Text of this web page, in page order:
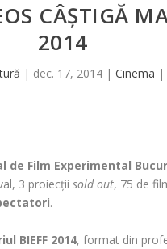
CÂȘTIGĂ
2014
| dec. 17, 2014 |Cinema
Film Experimental
3 proiecțiisold out, 75 de
.
BIEFF 2014, format din